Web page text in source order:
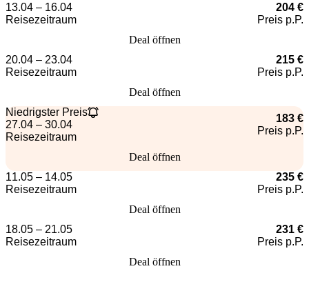
13.04 – 16.04
Reisezeitraum
204 €
Preis p.P.
Deal öffnen
20.04 – 23.04
Reisezeitraum
215 €
Preis p.P.
Deal öffnen
Niedrigster Preis
27.04 – 30.04
Reisezeitraum
183 €
Preis p.P.
Deal öffnen
11.05 – 14.05
Reisezeitraum
235 €
Preis p.P.
Deal öffnen
18.05 – 21.05
Reisezeitraum
231 €
Preis p.P.
Deal öffnen